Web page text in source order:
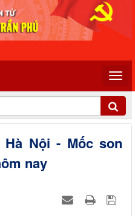
Nội - Mốc son
nay